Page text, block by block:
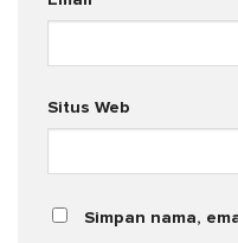
Situs Web
Simpan nama,